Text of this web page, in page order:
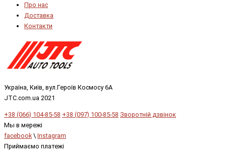
Про нас
Доставка
Контакти
Україна, Київ, вул.Героїв Космосу 6А
JTC.com.ua 2021
+38 (066) 104-85-58 +38 (097) 100-85-58 Зворотній дзвінок
Мы в мережі
facebook \ Instagram
Приймаємо платежі